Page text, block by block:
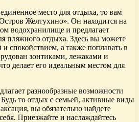
место для отдыха, то вам
Желтухино». Он находится на
водохранилище и предлагает
пляжного отдыха. Здесь вы можете
спокойствием, а также поплавать в
зонтиками, лежаками и
делает его идеальным местом для
разнообразные возможности
то отдых с семьей, активные виды
вы обязательно найдете
Приезжайте и наслаждайтесь